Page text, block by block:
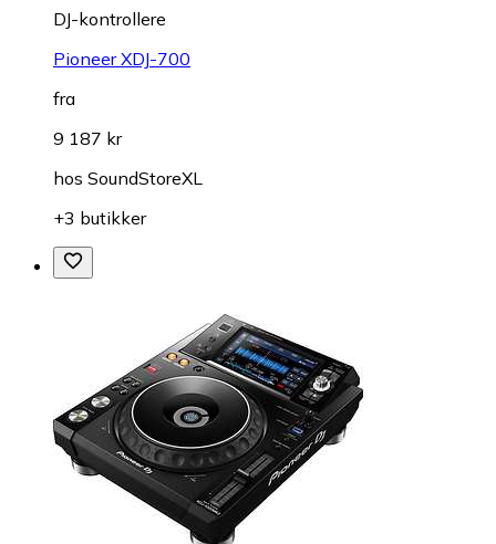
DJ-kontrollere
Pioneer XDJ-700
fra
9 187 kr
hos SoundStoreXL
+3 butikker